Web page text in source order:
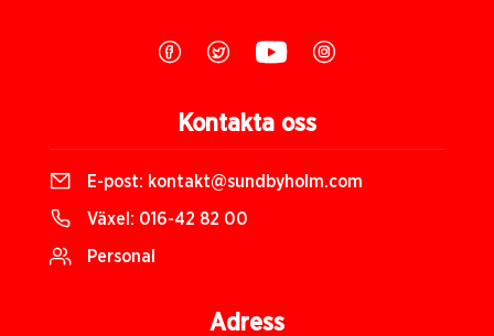
Kontakta oss
E-post: kontakt@sundbyholm.com
Växel: 016-42 82 00
Personal
Adress